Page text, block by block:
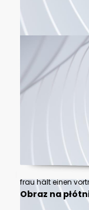
Obraz na